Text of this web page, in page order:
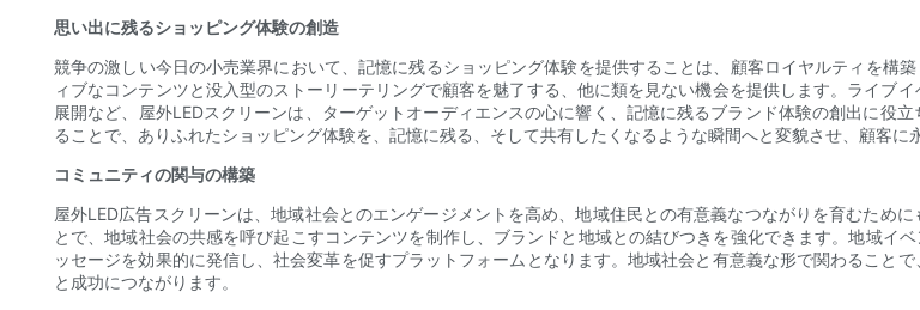
思い出に残るショッピング体験の創造
競争の激しい今日の小売業界において、記憶に残るショッピング体験を提供することは、顧客ロイヤルティを構
ィブなコンテンツと没入型のストーリーテリングで顧客を魅了する、他に類を見ない機会を提供します。ライブ
展開など、屋外LEDスクリーンは、ターゲットオーディエンスの心に響く、記憶に残るブランド体験の創出に役
ることで、ありふれたショッピング体験を、記憶に残る、そして共有したくなるような瞬間へと変貌させ、顧客に
コミュニティの関与の構築
屋外LED広告スクリーンは、地域社会とのエンゲージメントを高め、地域住民との有意義なつながりを育むため
とで、地域社会の共感を呼び起こすコンテンツを制作し、ブランドと地域との結びつきを強化できます。地域イ
ッセージを効果的に発信し、社会変革を促すプラットフォームとなります。地域社会と有意義な形で関わること
と成功につながります。